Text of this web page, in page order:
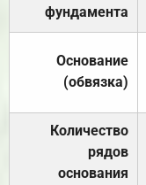
фундамента
Основание
(обвязка)
Количество
рядов
основания